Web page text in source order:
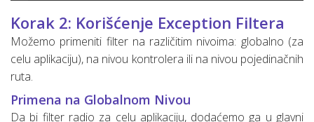
Korak 2: Korišćenje Exception Filtera
Možemo primeniti filter na različitim nivoima: globalno (za
celu aplikaciju), na nivou kontrolera ili na nivou pojedinačnih
ruta.
Primena na Globalnom Nivou
Da bi filter radio za celu aplikaciju, dodaćemo ga u glavni